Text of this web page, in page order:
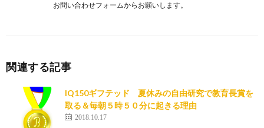
お問い合わせフォームからお願いします。
関連する記事
IQ150ギフテッド 夏休みの自由研究で教育長賞を
取る＆毎朝５時５０分に起きる理由
2018.10.17